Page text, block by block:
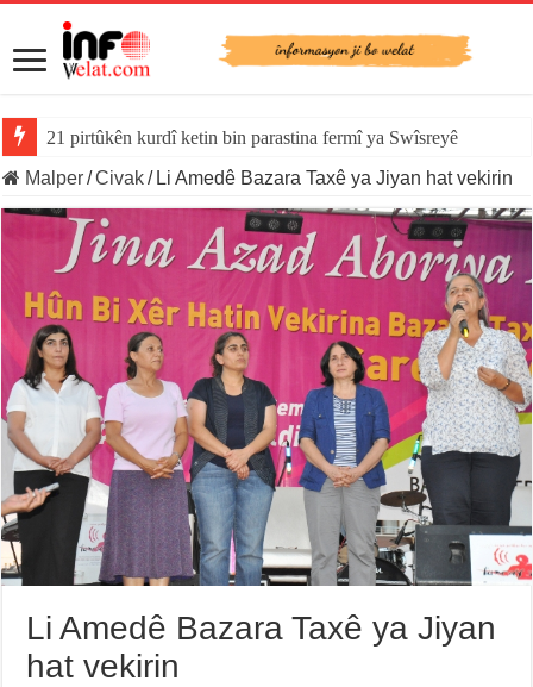
21 pirtûkên kurdî ketin bin parastina fermî ya Swîsreyê
Malper/Civak/ Li Amedê Bazara Taxê ya Jiyan hat vekirin
Li Amedê Bazara Taxê ya Jiyan
hat vekirin